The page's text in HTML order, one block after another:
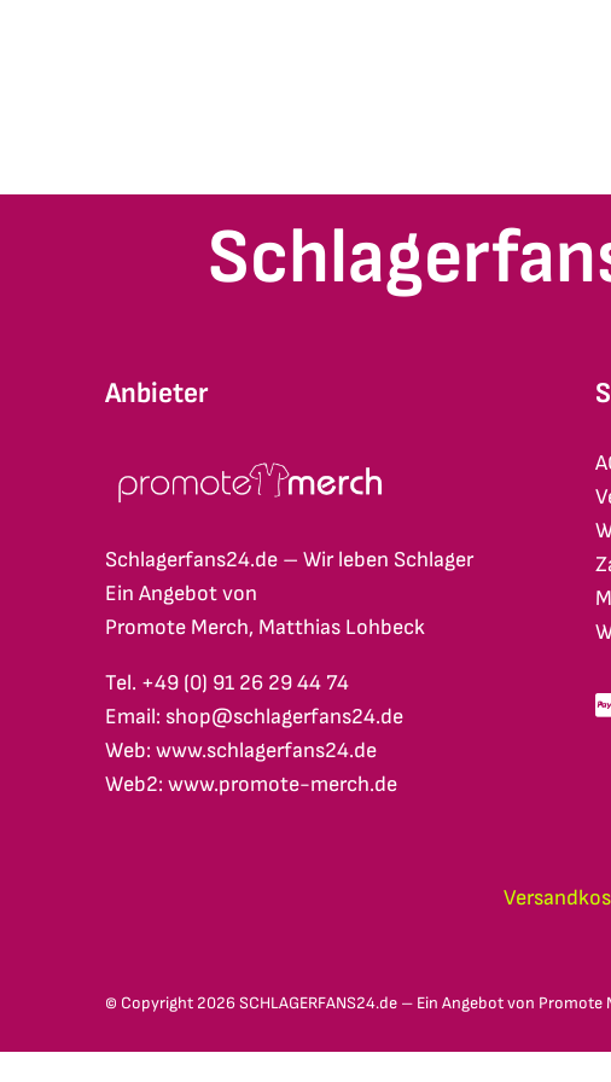
Anbieter
Schlagerfans24.de – Wir leben Schlager
Ein Angebot von
Promote Merch, Matthias Lohbeck
Tel. +49 (0) 91 26 29 44 74
Email: shop@schlagerfans24.de
Web: www.schlagerfans24.de
Web2: www.promote-merch.de
© Copyright 2026 SCHLAGERFANS24.de – Ein Angebot von Promote